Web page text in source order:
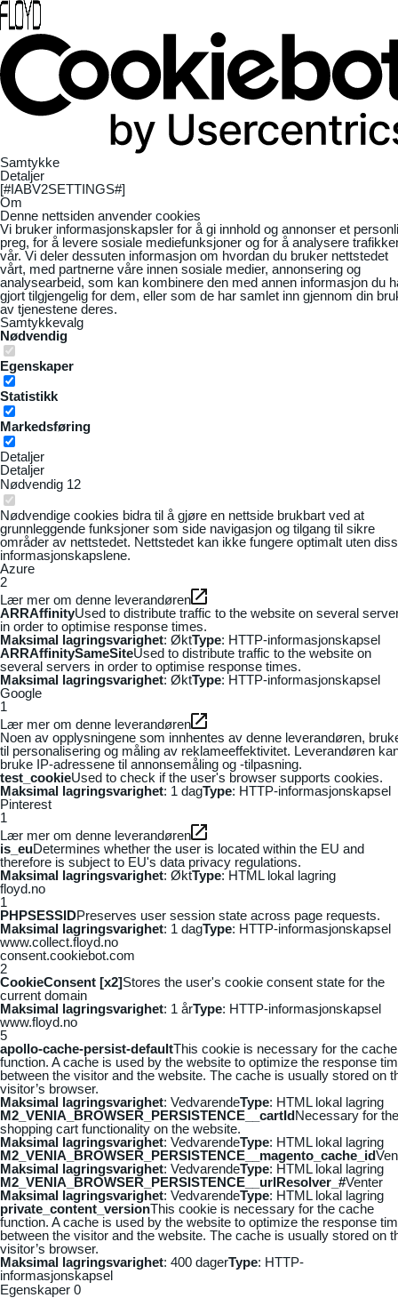
Samtykke
Detaljer
[#IABV2SETTINGS#]
Om
Denne nettsiden anvender cookies
Vi bruker informasjonskapsler for å gi innhold og annonser et
preg, for å levere sosiale mediefunksjoner og for å analysere
vår. Vi deler dessuten informasjon om hvordan du bruker nettstedet
vårt, med partnerne våre innen sosiale medier, annonsering og
analysearbeid, som kan kombinere den med annen informasjon du
gjort tilgjengelig for dem, eller som de har samlet inn gjennom din
av tjenestene deres.
Samtykkevalg
Nødvendig
Egenskaper
Statistikk
Markedsføring
Detaljer
Detaljer
Nødvendig 12
Nødvendige cookies bidra til å gjøre en nettside brukbart ved at
grunnleggende funksjoner som side navigasjon og tilgang til sikre
områder av nettstedet. Nettstedet kan ikke fungere optimalt uten
informasjonskapslene.
Azure
2
Lær mer om denne leverandøren
ARRAffinityUsed to distribute traffic to the website on several
in order to optimise response times.
Maksimal lagringsvarighet: ØktType: HTTP-informasjonskapsel
ARRAffinitySameSiteUsed to distribute traffic to the website on
several servers in order to optimise response times.
Maksimal lagringsvarighet: ØktType: HTTP-informasjonskapsel
Google
1
Lær mer om denne leverandøren
Noen av opplysningene som innhentes av denne leverandøren,
til personalisering og måling av reklameeffektivitet. Leverandøren
bruke IP-adressene til annonsemåling og -tilpasning.
test_cookieUsed to check if the user's browser supports cookies.
Maksimal lagringsvarighet: 1 dagType: HTTP-informasjonskapsel
Pinterest
1
Lær mer om denne leverandøren
is_euDetermines whether the user is located within the EU and
therefore is subject to EU's data privacy regulations.
Maksimal lagringsvarighet: ØktType: HTML lokal lagring
floyd.no
1
PHPSESSIDPreserves user session state across page requests.
Maksimal lagringsvarighet: 1 dagType: HTTP-informasjonskapsel
www.collect.floyd.no
consent.cookiebot.com
2
CookieConsent [x2]Stores the user's cookie consent state for the
current domain
Maksimal lagringsvarighet: 1 årType: HTTP-informasjonskapsel
www.floyd.no
5
apollo-cache-persist-defaultThis cookie is necessary for the cache
function. A cache is used by the website to optimize the response
between the visitor and the website. The cache is usually stored on
visitor’s browser.
Maksimal lagringsvarighet: VedvarendeType: HTML lokal lagring
M2_VENIA_BROWSER_PERSISTENCE__cartIdNecessary for the
shopping cart functionality on the website.
Maksimal lagringsvarighet: VedvarendeType: HTML lokal lagring
M2_VENIA_BROWSER_PERSISTENCE__magento_cache_id
Maksimal lagringsvarighet: VedvarendeType: HTML lokal lagring
M2_VENIA_BROWSER_PERSISTENCE__urlResolver_#Venter
Maksimal lagringsvarighet: VedvarendeType: HTML lokal lagring
private_content_versionThis cookie is necessary for the cache
function. A cache is used by the website to optimize the response
between the visitor and the website. The cache is usually stored on
visitor’s browser.
Maksimal lagringsvarighet: 400 dagerType: HTTP-
informasjonskapsel
Egenskaper 0